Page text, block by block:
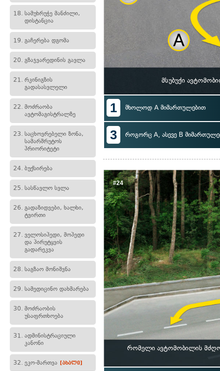
18. სამუხრუჭე მანძილი,
დისტანცია
19. გაჩერება დგომა
20. გზაჯვარედინის გავლა
21. რკინიგზის
გადასასვლელი
22. მოძრაობა
ავტომაგისტრალზე
23. საცხოვრებელი ზონა,
სამარშრუტოს
პრიორიტეტი
24. ბუქსირება
25. სასწავლო სვლა
26. გადაზიდვები, ხალხი,
ტვირთი
27. ველოსიპედი, მოპედი
და პირუტყვის
გადარეკვა
28. საგზაო მონიშვნა
29. სამედიცინო დახმარება
30. მოძრაობის
უსაფრთხოება
31. ადმინისტრაციული
კანონი
32. ეკო-მართვა [ახალი]
მსუბუქი
1 მხოლოდ A მიმართულებით
3 როგორც A, ასევე B
#24
რომელი ავტომობილის